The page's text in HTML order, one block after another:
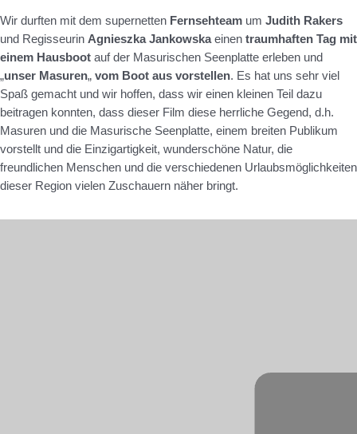
Wir durften mit dem supernetten Fernsehteam um Judith Rakers
und Regisseurin Agnieszka Jankowskaeinen traumhaften Tag mit
einem Hausboot auf der Masurischen Seenplatte erleben und
„unser Masuren„ vom Boot aus vorstellen. Es hat uns sehr viel
Spaß gemacht und wir hoffen, dass wir einen kleinen Teil dazu
beitragen konnten, dass dieser Film diese herrliche Gegend, d.h.
Masuren und die Masurische Seenplatte, einem breiten Publikum
vorstellt und die Einzigartigkeit, wunderschöne Natur, die
freundlichen Menschen und die verschiedenen Urlaubsmöglichkeiten
dieser Region vielen Zuschauern näher bringt.